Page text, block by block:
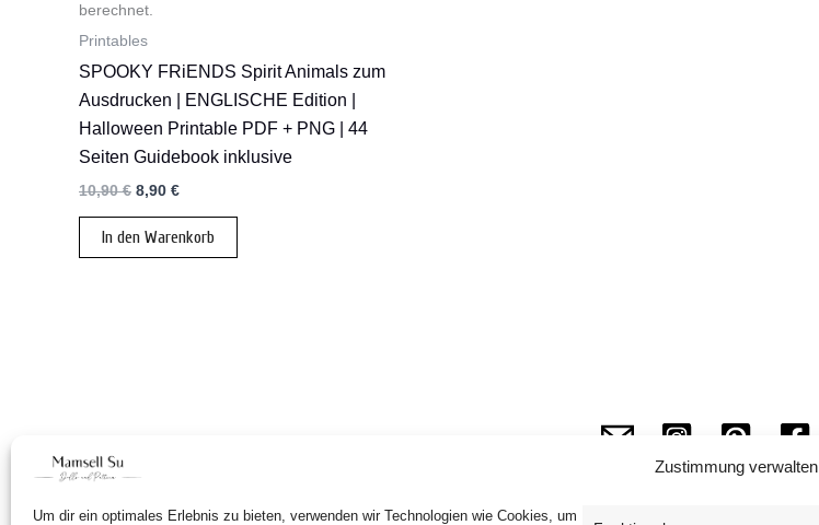
Zustimmung verwalten
Um dir ein optimales Erlebnis zu bieten, verwenden wir Technologien wie Cookies, um
berechnet.
Printables
SPOOKY FRiENDS Spirit Animals zum
Ausdrucken | ENGLISCHE Edition |
Halloween Printable PDF + PNG | 44
Seiten Guidebook inklusive
10,90€ Ursprünglicher
war:
10,90 €
8,90 €Aktueller
ist:
8,90 €.
In den Warenkorb